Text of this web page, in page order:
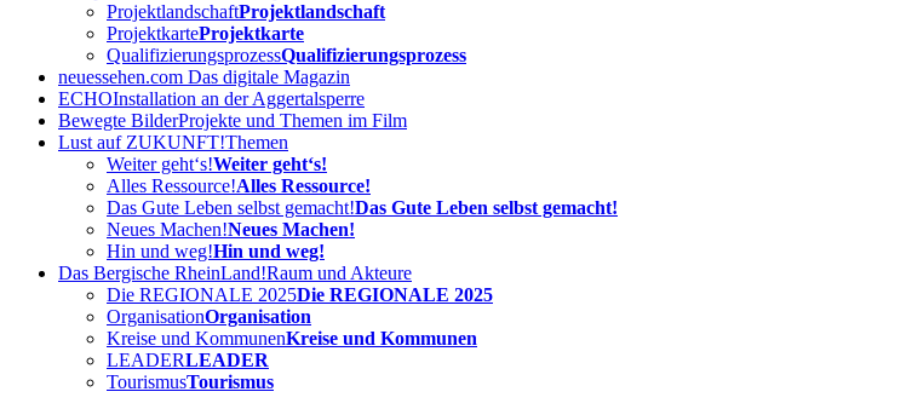
ProjektlandschaftProjektlandschaft
ProjektkarteProjektkarte
QualifizierungsprozessQualifizierungsprozess
neuessehen.com Das digitale Magazin
ECHOInstallation an der Aggertalsperre
Bewegte BilderProjekte und Themen im Film
Lust auf ZUKUNFT!Themen
Weiter geht‘s!Weiter geht‘s!
Alles Ressource!Alles Ressource!
Das Gute Leben selbst gemacht!Das Gute Leben selbst gemacht!
Neues Machen!Neues Machen!
Hin und weg!Hin und weg!
Das Bergische RheinLand!Raum und Akteure
Die REGIONALE 2025Die REGIONALE 2025
OrganisationOrganisation
Kreise und KommunenKreise und Kommunen
LEADERLEADER
TourismusTourismus